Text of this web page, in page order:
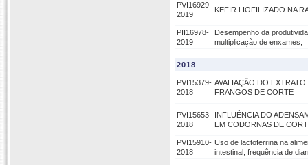
PVI16929-
2019
KEFIR LIOFILIZADO NA
PII16978-
2019
Desempenho da
multiplicação de enxames,
2018
PVI15379-
2018
AVALIAÇÃO DO
FRANGOS DE CORTE
PVI15653-
2018
INFLUÊNCIA DO
EM CODORNAS DE
PVI15910-
2018
Uso de lactoferrina na
intestinal, frequência de